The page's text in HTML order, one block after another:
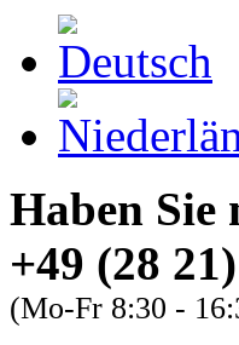
Haben
+49 (28
(Mo-Fr 8:30 -